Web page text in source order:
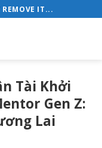
REMOVE IT...
Tài Khởi
Gen Z:
Lai